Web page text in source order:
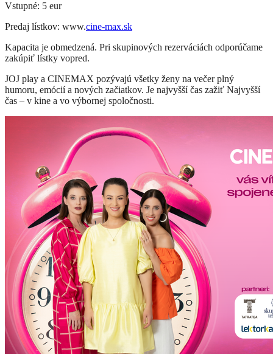
Vstupné: 5 eur
Predaj lístkov: www.cine-max.sk
Kapacita je obmedzená. Pri skupinových rezerváciách odporúčame
zakúpiť lístky vopred.
JOJ play a CINEMAX pozývajú všetky ženy na večer plný
humoru, emócií a nových začiatkov. Je najvyšší čas zažiť Najvyšší
čas – v kine a vo výbornej spoločnosti.